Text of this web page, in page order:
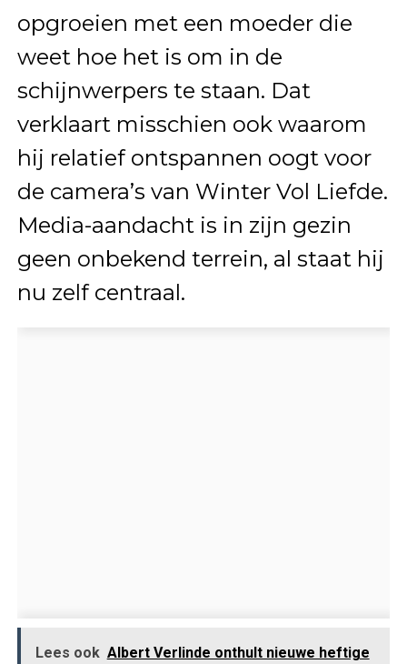
opgroeien met een moeder die
weet hoe het is om in de
schijnwerpers te staan. Dat
verklaart misschien ook waarom
hij relatief ontspannen oogt voor
de camera’s van Winter Vol Liefde.
Media-aandacht is in zijn gezin
geen onbekend terrein, al staat hij
nu zelf centraal.
Lees ook Albert Verlinde onthult nieuwe heftige